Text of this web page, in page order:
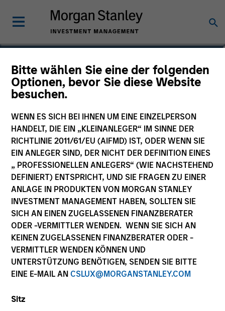
Bitte wählen Sie eine der folgenden
Optionen, bevor Sie diese Website
besuchen.
WENN ES SICH BEI IHNEN UM EINE EINZELPERSON
HANDELT, DIE EIN „KLEINANLEGER“ IM SINNE DER
RICHTLINIE 2011/61/EU (AIFMD) IST, ODER WENN SIE
EIN ANLEGER SIND, DER NICHT DER DEFINITION EINES
„ PROFESSIONELLEN ANLEGERS“ (WIE NACHSTEHEND
DEFINIERT) ENTSPRICHT, UND SIE FRAGEN ZU EINER
ANLAGE IN PRODUKTEN VON MORGAN STANLEY
INVESTMENT MANAGEMENT HABEN, SOLLTEN SIE
SICH AN EINEN ZUGELASSENEN FINANZBERATER
ODER -VERMITTLER WENDEN. WENN SIE SICH AN
KEINEN ZUGELASSENEN FINANZBERATER ODER -
VERMITTLER WENDEN KÖNNEN UND
UNTERSTÜTZUNG BENÖTIGEN, SENDEN SIE BITTE
EINE E-MAIL AN CSLUX@MORGANSTANLEY.COM
Sitz
Kristian Heugh, CFA
Head of Global Opportunity